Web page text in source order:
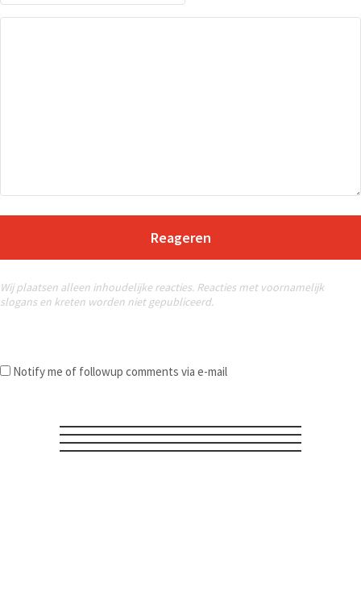
Reageren
Wij plaatsen alleen inhoudelijke reacties. Reacties met voornamelijk
slogans en kreten worden niet gepubliceerd.
Notify me of followup comments via e-mail